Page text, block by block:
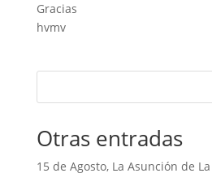
Gracias
hvmv
Otras entradas
15 de Agosto, La Asunción de